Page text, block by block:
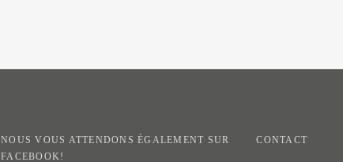
NOUS VOUS ATTENDONS ÉGALEMENT SUR
FACEBOOK!
CONTACT